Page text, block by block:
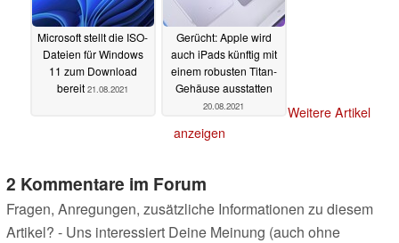
Microsoft stellt die ISO-
Dateien für Windows
11 zum Download
bereit 21.08.2021
Gerücht: Apple wird
auch iPads künftig mit
einem robusten Titan-
Gehäuse ausstatten
20.08.2021
Weitere Artikel
anzeigen
2 Kommentare im Forum
Fragen, Anregungen, zusätzliche Informationen zu diesem
Artikel? - Uns interessiert Deine Meinung (auch ohne